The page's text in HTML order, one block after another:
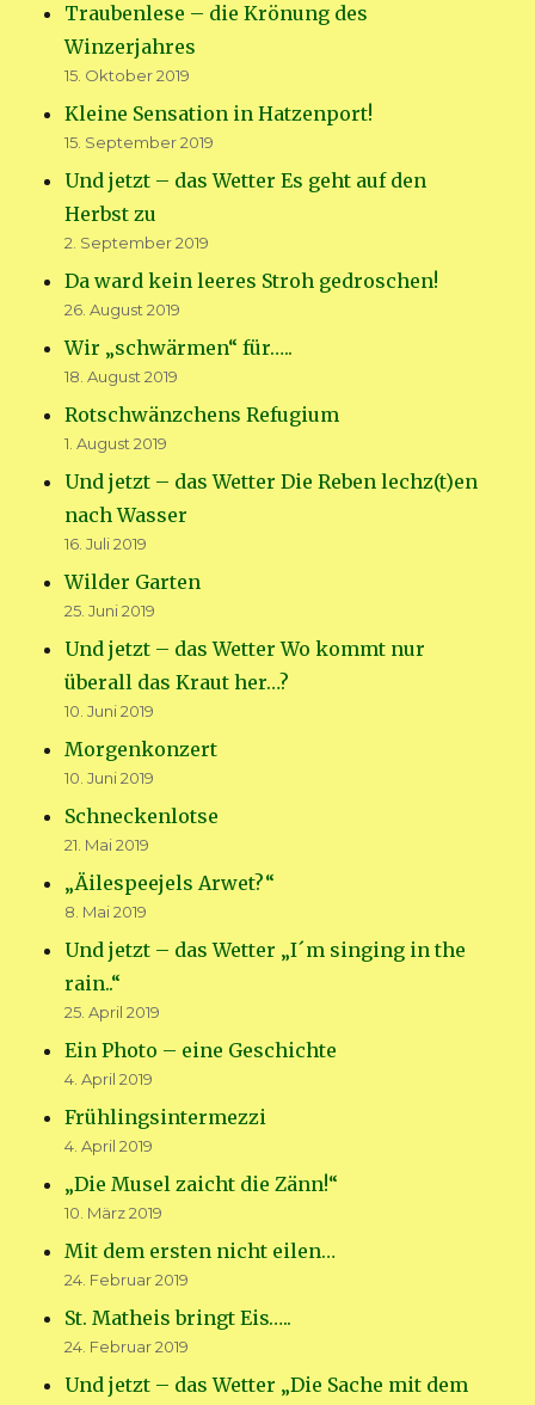
Traubenlese – die Krönung des
Winzerjahres
15. Oktober 2019
Kleine Sensation in Hatzenport!
15. September 2019
Und jetzt – das Wetter Es geht auf den
Herbst zu
2. September 2019
Da ward kein leeres Stroh gedroschen!
26. August 2019
Wir „schwärmen“ für…..
18. August 2019
Rotschwänzchens Refugium
1. August 2019
Und jetzt – das Wetter Die Reben lechz(t)en
nach Wasser
16. Juli 2019
Wilder Garten
25. Juni 2019
Und jetzt – das Wetter Wo kommt nur
überall das Kraut her…?
10. Juni 2019
Morgenkonzert
10. Juni 2019
Schneckenlotse
21. Mai 2019
„Äilespeejels Arwet?“
8. Mai 2019
Und jetzt – das Wetter „I´m singing in the
rain..“
25. April 2019
Ein Photo – eine Geschichte
4. April 2019
Frühlingsintermezzi
4. April 2019
„Die Musel zaicht die Zänn!“
10. März 2019
Mit dem ersten nicht eilen…
24. Februar 2019
St. Matheis bringt Eis…..
24. Februar 2019
Und jetzt – das Wetter „Die Sache mit dem